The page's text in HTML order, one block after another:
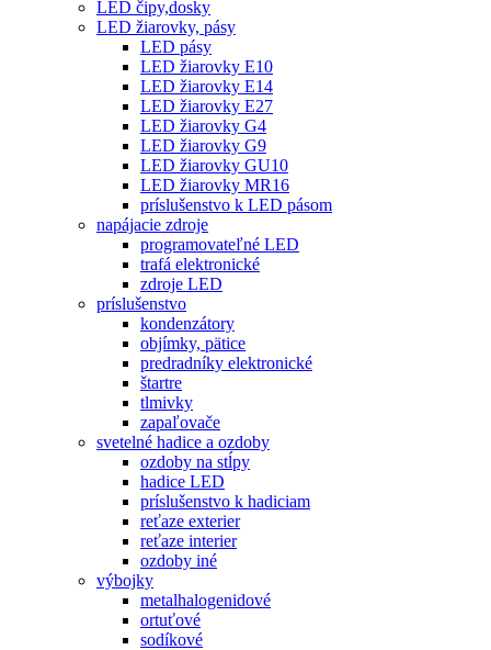
LED čipy,dosky
LED žiarovky, pásy
LED pásy
LED žiarovky E10
LED žiarovky E14
LED žiarovky E27
LED žiarovky G4
LED žiarovky G9
LED žiarovky GU10
LED žiarovky MR16
príslušenstvo k LED pásom
napájacie zdroje
programovateľné LED
trafá elektronické
zdroje LED
príslušenstvo
kondenzátory
objímky, pätice
predradníky elektronické
štartre
tlmivky
zapaľovače
svetelné hadice a ozdoby
ozdoby na stĺpy
hadice LED
príslušenstvo k hadiciam
reťaze exterier
reťaze interier
ozdoby iné
výbojky
metalhalogenidové
ortuťové
sodíkové